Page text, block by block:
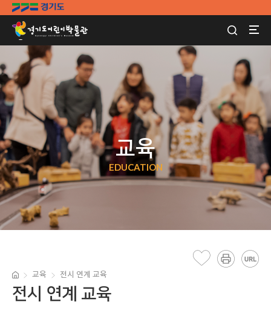
교육
EDUCATION
교육 전시 연계 교육
전시 연계 교육